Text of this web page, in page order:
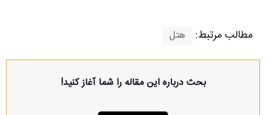
مطالب مرتبط: هتل
بحث درباره این مقاله را شما آغاز کنید!